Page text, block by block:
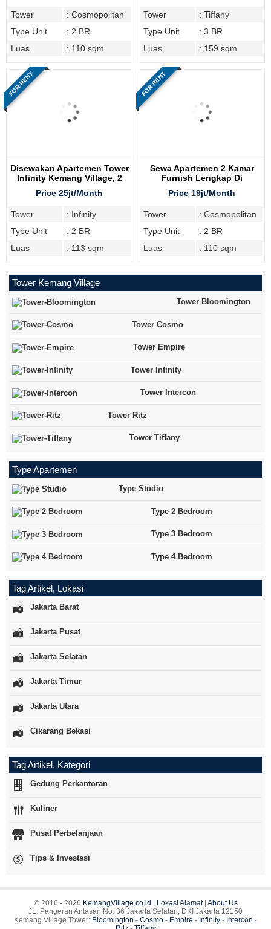
Tower
: Cosmopolitan
Type Unit
: 2 BR
Luas
: 110 sqm
Tower
: Tiffany
Type Unit
: 3 BR
Luas
: 159 sqm
FOR RENT
Disewakan Apartemen Tower
Infinity Kemang Village, 2
Price 25jt/Month
Tower
: Infinity
Type Unit
: 2 BR
Luas
: 113 sqm
FOR RENT
Sewa Apartemen 2 Kamar
Furnish Lengkap Di
Price 19jt/Month
Tower
: Cosmopolitan
Type Unit
: 2 BR
Luas
: 110 sqm
Tower Kemang Village
Tower Bloomington
Tower Cosmo
Tower Empire
Tower Infinity
Tower Intercon
Tower Ritz
Tower Tiffany
Type Apartemen
Type Studio
Type 2 Bedroom
Type 3 Bedroom
Type 4 Bedroom
Tag Artikel, Lokasi
Jakarta Barat
Jakarta Pusat
Jakarta Selatan
Jakarta Timur
Jakarta Utara
Cikarang Bekasi
Tag Artikel, Kategori
Gedung Perkantoran
Kuliner
Pusat Perbelanjaan
Tips & Investasi
© 2016 - 2026 KemangVillage.co.id Lokasi Alamat| About Us
JL. Pangeran Antasari No. 36 Jakarta Selatan, DKI Jakarta 12150
Kemang Village Tower: Bloomington - Cosmo - Empire - Infinity - Intercon -